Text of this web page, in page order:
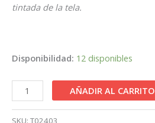
tintada de la tela.
Disponibilidad: 12 disponibles
AÑADIR AL CARRITO
SKU: T02403